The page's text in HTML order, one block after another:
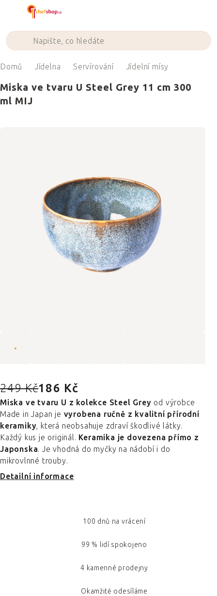
Domů Jídelna Servírování Jídelní mísy
Miska ve tvaru U Steel Grey 11 cm 300
ml MIJ
249 Kč186 Kč
Miska ve tvaru U z kolekce Steel Grey od výrobce
Made in Japan je vyrobena ručně z kvalitní přírodní
keramiky, která neobsahuje zdraví škodlivé látky.
Každý kus je originál. Keramika je dovezena přímo z
Japonska. Je vhodná do myčky na nádobí i do
mikrovlnné trouby.
Detailní informace
100 dnů na vrácení
99 % lidí spokojeno
4 kamenné prodejny
Okamžitě odesíláme